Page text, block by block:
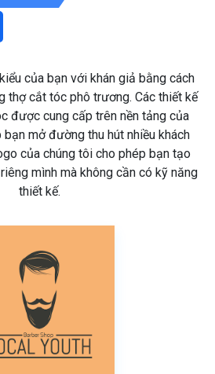
của bạn với khán giả bằng cách
thợ cắt tóc phô trương. Các thiết kế
được cung cấp trên nền tảng của
mở đường thu hút nhiều khách
của chúng tôi cho phép bạn tạo
mình mà không cần có kỹ năng
thiết kế.